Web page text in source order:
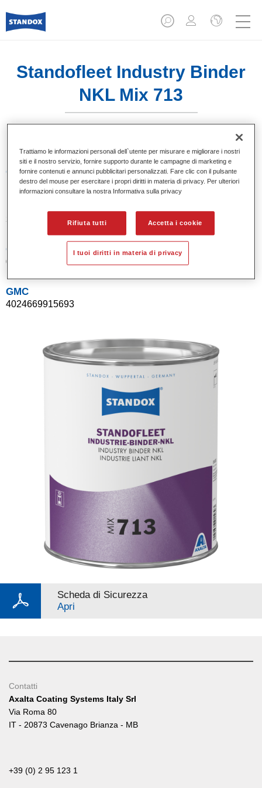
Standofleet Industry Binder
NKL Mix 713
Caratteristiche del prodotto
3.5LT
Codice materiale
02091569
GMC
4024669915693
Scheda di Sicurezza
Apri
Contatti
Axalta Coating Systems Italy Srl
Via Roma 80
IT - 20873 Cavenago Brianza - MB
+39 (0) 2 95 123 1
Trattiamo le informazioni personali dell`utente per misurare e migliorare i nostri
siti e il nostro servizio, fornire supporto durante le campagne di marketing e
fornire contenuti e annunci pubblicitari personalizzati. Fare clic con il pulsante
destro del mouse per esercitare i propri diritti in materia di privacy. Per ulteriori
informazioni consultare la nostra Informativa sulla privacy
Rifiuta tutti Accetta i cookie
I tuoi diritti in materia di privacy